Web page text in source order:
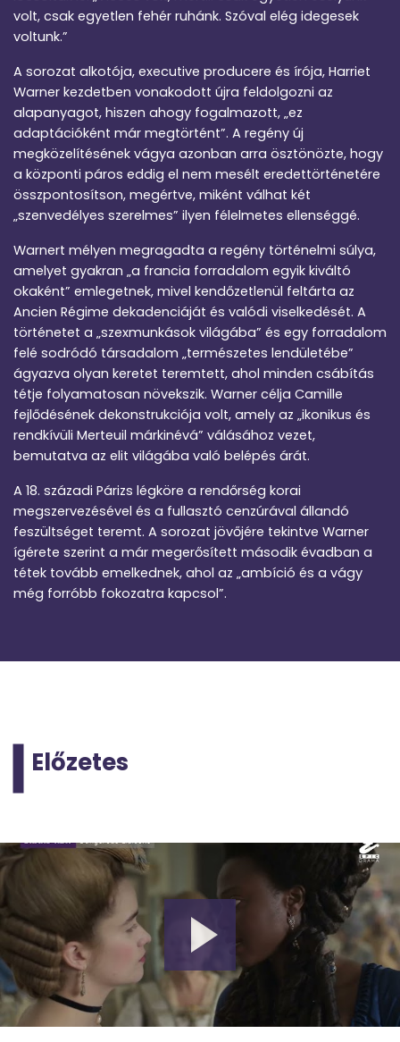
volt, csak egyetlen fehér ruhánk. Szóval elég idegesek
voltunk.”
A sorozat alkotója, executive producere és írója, Harriet
Warner kezdetben vonakodott újra feldolgozni az
alapanyagot, hiszen ahogy fogalmazott, „ez
adaptációként már megtörtént”. A regény új
megközelítésének vágya azonban arra ösztönözte, hogy
a központi páros eddig el nem mesélt eredettörténetére
összpontosítson, megértve, miként válhat két
„szenvedélyes szerelmes” ilyen félelmetes ellenséggé.
Warnert mélyen megragadta a regény történelmi súlya,
amelyet gyakran „a francia forradalom egyik kiváltó
okaként” emlegetnek, mivel kendőzetlenül feltárta az
Ancien Régime dekadenciáját és valódi viselkedését. A
történetet a „szexmunkások világába” és egy forradalom
felé sodródó társadalom „természetes lendületébe”
ágyazva olyan keretet teremtett, ahol minden csábítás
tétje folyamatosan növekszik. Warner célja Camille
fejlődésének dekonstrukciója volt, amely az „ikonikus és
rendkívüli Merteuil márkinévá” válásához vezet,
bemutatva az elit világába való belépés árát.
A 18. századi Párizs légköre a rendőrség korai
megszervezésével és a fullasztó cenzúrával állandó
feszültséget teremt. A sorozat jövőjére tekintve Warner
ígérete szerint a már megerősített második évadban a
tétek tovább emelkednek, ahol az „ambíció és a vágy
még forróbb fokozatra kapcsol”.
Előzetes